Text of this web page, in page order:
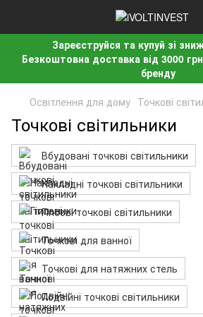
Зареєструйся та купуй зі
Безкоштовна доставка від 3000
бренду
Освітлення для дому Точкові
Точкові світильники
Вбудовані точкові світильники
Накладні точкові світильники
Гіпсові точкові світильники
Точкові для ванної
Точкові для натяжних стель
Подвійні точкові світильники